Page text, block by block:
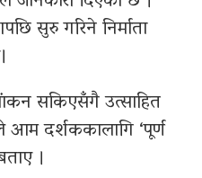
सुरु गरिने निर्माता
सकिएसँगै उत्साहित
आम दर्शककालागि ‘पूर्ण
।